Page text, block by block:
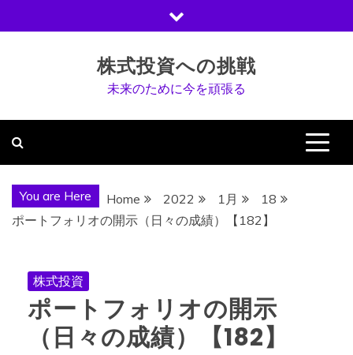
to
株式投資への挑戦
未来のために今を頑張る
You are Here Home 2022 1月
18
ポートフォリオの開示（日々の成績）【182】
株式投資
ポートフォリオの開示
（日々の成績）【182】